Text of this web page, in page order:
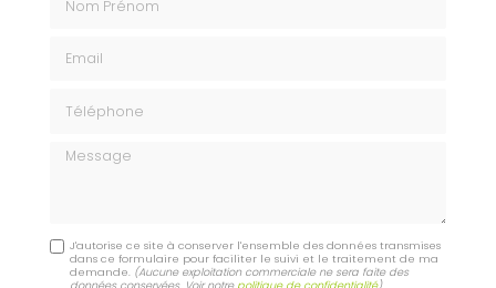
Message
J'autorise ce site à conserver l'ensemble des données transmises
dans ce formulaire pour faciliter le suivi et le traitement de ma
demande. (Aucune exploitation commerciale ne sera faite des
données conservées. Voir notrepolitique de confidentialité)